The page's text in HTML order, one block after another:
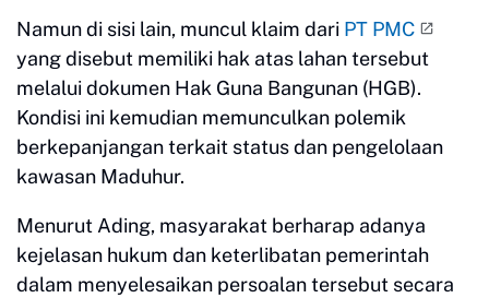
Namun di sisi lain, muncul klaim dari PT PMC
yang disebut memiliki hak atas lahan tersebut
melalui dokumen Hak Guna Bangunan (HGB).
Kondisi ini kemudian memunculkan polemik
berkepanjangan terkait status dan pengelolaan
kawasan Maduhur.
Menurut Ading, masyarakat berharap adanya
kejelasan hukum dan keterlibatan pemerintah
dalam menyelesaikan persoalan tersebut secara